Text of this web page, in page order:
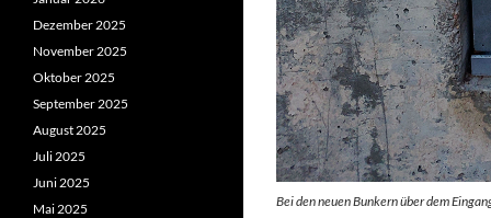
Bei den neuen Bunkern über dem
Dezember 2025
November 2025
Oktober 2025
September 2025
August 2025
Juli 2025
Juni 2025
Mai 2025